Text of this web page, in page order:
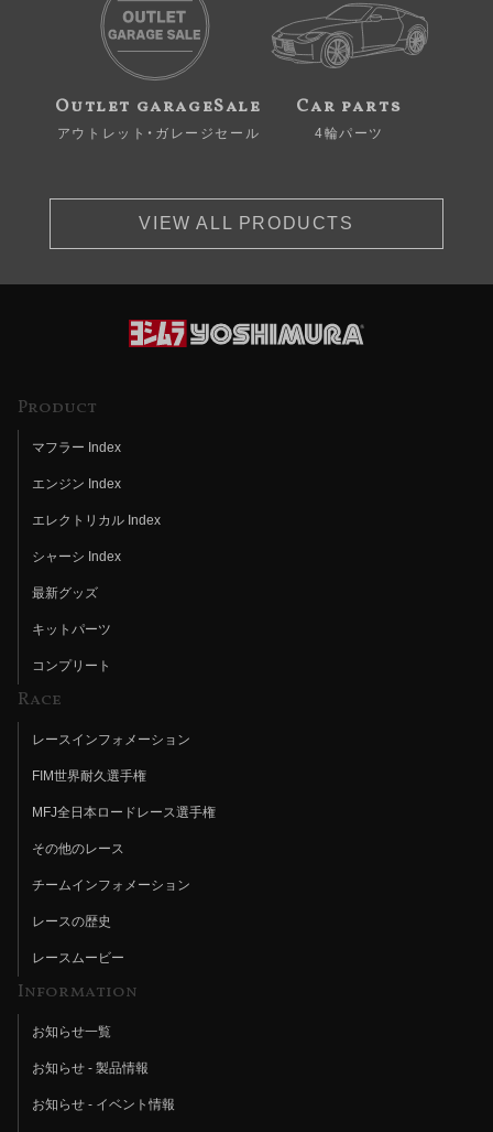
Outlet garageSale
アウトレット・ガレージセール
Car parts
4輪パーツ
VIEW ALL PRODUCTS
Product
マフラー Index
エンジン Index
エレクトリカル Index
シャーシ Index
最新グッズ
キットパーツ
コンプリート
Race
レースインフォメーション
FIM世界耐久選手権
MFJ全日本ロードレース選手権
その他のレース
チームインフォメーション
レースの歴史
レースムービー
Information
お知らせ一覧
お知らせ - 製品情報
お知らせ - イベント情報